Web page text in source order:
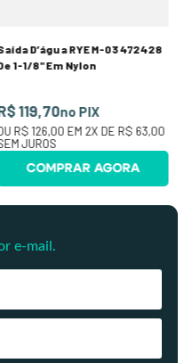
D’água RYE M-03472428
1-1/8" Em Nylon
119,70no PIX
R$ 126,00 EM 2X DE R$ 63,00
JUROS
COMPRAR AGORA
e-mail.